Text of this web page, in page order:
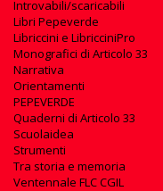
Introvabili/scaricabili
Libri Pepeverde
Libriccini e LibricciniPro
Monografici di Articolo 33
Narrativa
Orientamenti
PEPEVERDE
Quaderni di Articolo 33
Scuolaidea
Strumenti
Tra storia e memoria
Ventennale FLC CGIL